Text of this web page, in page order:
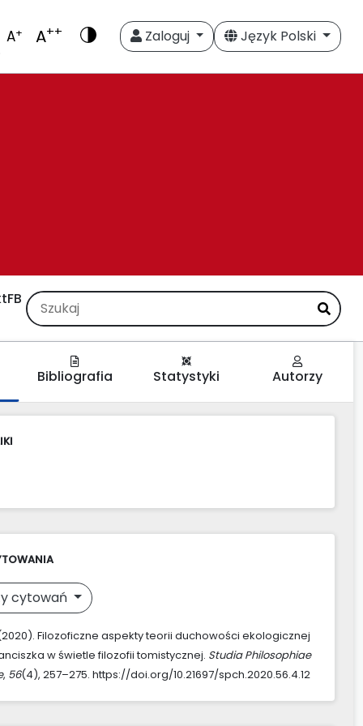
A+ A++ Zaloguj Język Polski
FB
Bibliografia Statystyki Autorzy
cytowań
Filozoficzne aspekty teorii duchowości ekologicznej
w świetle filozofii tomistycznej. Studia Philosophiae
, 56(4), 257–275. https://doi.org/10.21697/spch.2020.56.4.12